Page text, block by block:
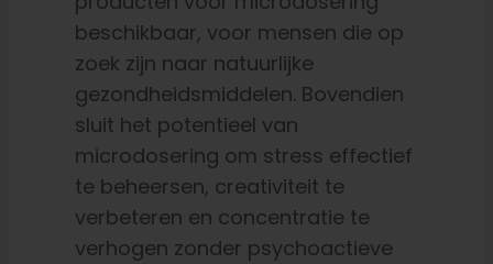
beschikbaar, voor mensen die op
zoek zijn naar natuurlijke
gezondheidsmiddelen. Bovendien
sluit het potentieel van
microdosering om stress effectief
te beheersen, creativiteit te
verbeteren en concentratie te
verhogen zonder psychoactieve